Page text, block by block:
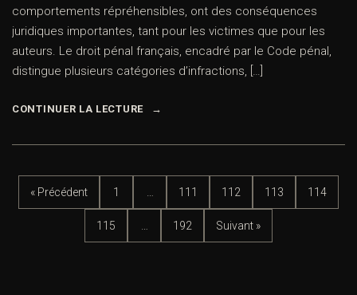
comportements répréhensibles, ont des conséquences
juridiques importantes, tant pour les victimes que pour les
auteurs. Le droit pénal français, encadré par le Code pénal,
distingue plusieurs catégories d’infractions, […]
CONTINUER LA LECTURE
« Précédent 1 111 112 113 114
115 192 Suivant »